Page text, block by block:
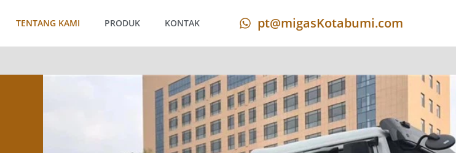
TENTANG KAMI PRODUK KONTAK pt@migasKotabumi.com